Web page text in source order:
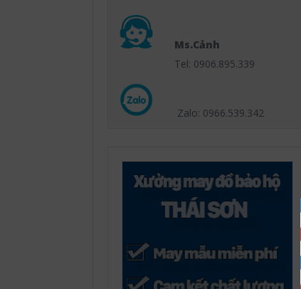
Ms.Cảnh
Tel: 0906.895.339
Zalo: 0966.539.342